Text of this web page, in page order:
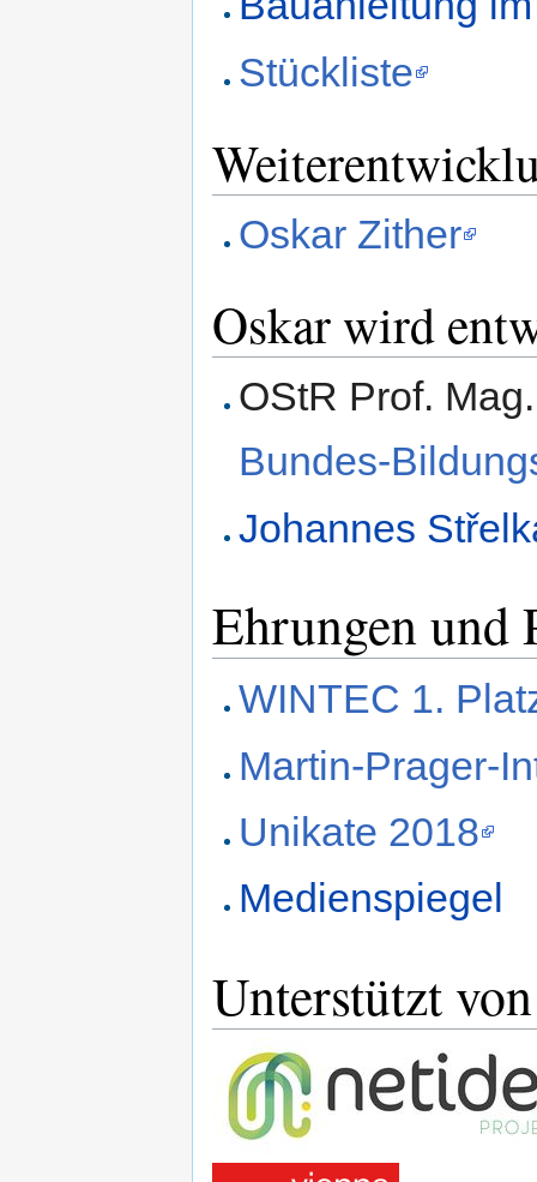
Stückliste
Oskar Zither
Oskar wird
OStR Prof.
Bundes-
Johannes
Ehrungen und
WINTEC 1.
Martin-Prager-
Unikate 2018
Medienspiegel
Unterstützt von